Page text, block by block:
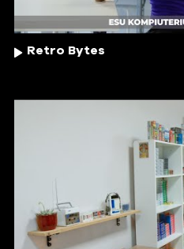
Retro Bytes